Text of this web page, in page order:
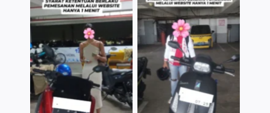
TNo Caption TNo Caption